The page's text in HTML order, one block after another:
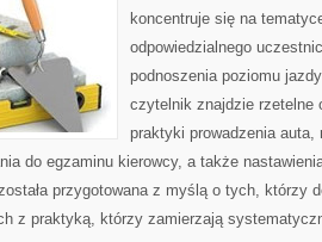
koncentruje się na
odpowiedzialnego
podnoszenia poziomu
czytelnik znajdzie rzetelne
praktyki prowadzenia auta,
do egzaminu kierowcy, a także
przygotowana z myślą o tych, którzy
z praktyką, którzy zamierzają